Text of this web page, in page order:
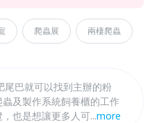
爬蟲展 兩棲爬蟲
尾巴就可以找到主辦的粉
及製作系統飼養櫃的工作
也是想讓更多人可以了解
...more